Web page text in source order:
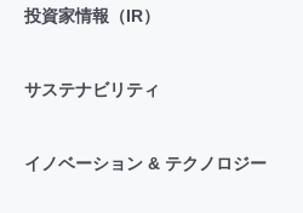
投資家情報（IR）
サステナビリティ
イノベーション & テクノロジー